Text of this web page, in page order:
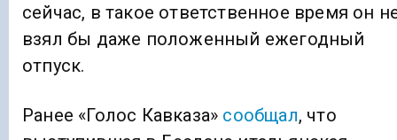
сейчас, в такое ответственное время он
взял бы даже положенный ежегодный
отпуск.
Ранее «Голос Кавказа» сообщал, что